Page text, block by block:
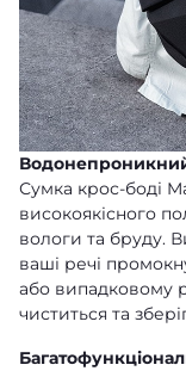
Сумка крос-боді
високоякісного
вологи та бруду.
ваші речі
або випадковому
чиститься та